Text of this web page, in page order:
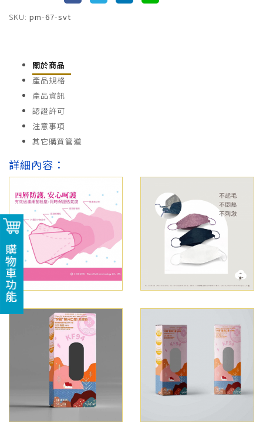
SKU: pm-67-svt
關於商品
產品規格
產品資訊
認證許可
注意事項
其它購買管道
詳細內容：
購物車功能